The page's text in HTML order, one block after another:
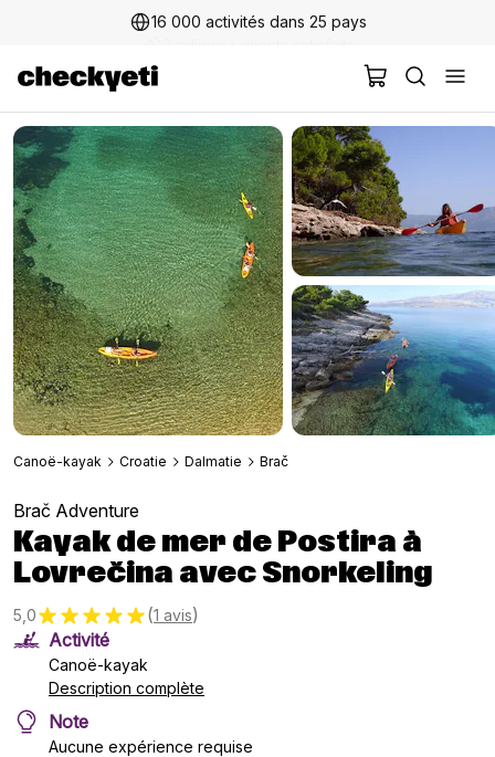
2 millions+ clients satisfaits
Canoë-kayak Croatie Dalmatie Brač
Brač Adventure
Kayak de mer de Postira à
Lovrečina avec Snorkeling
5,0 (1 avis)
Activité
Canoë-kayak
Description complète
Note
Aucune expérience requise